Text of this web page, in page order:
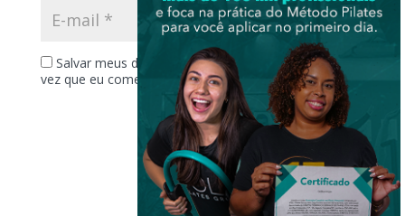
Salvar meus dados neste navegador para a próxima
vez que eu comentar.